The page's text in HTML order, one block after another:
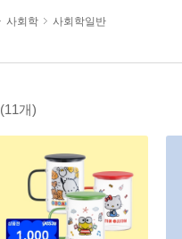
사회학 사회학일반
(11개)